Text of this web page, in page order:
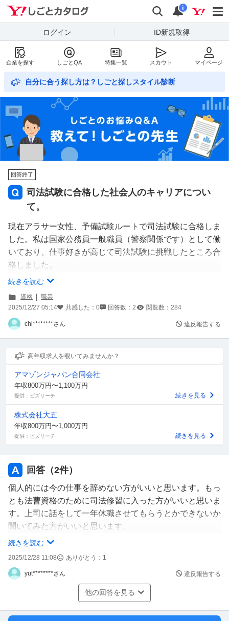
Yahoo!しごとカタログ
検索
通知
i
ログイン ID新規取得
企業を探す しごとQA 特集一覧 スカウト マイページ
自分に合う探し方は？しごと探しスタイル診断
回答終了
司法試験に合格した社会人のキャリアについ
て。
現在アラサー女性、予備試験ルートで司法試験に合格しま
した。私は国家公務員一般職員（警察関係です）として働
いており、仕事好きが高じて司法試験に挑戦したところ合
格しました。
今後のキャリアについて悩みがあります。仮に司法修習に
ですし、実家もないため1年間無職になって修習に行くと
言うのはかなりハードルが高いです。就職口についても、
修習が終わる頃には30代前半なので、働き口があるの
か…。また、公務員の身分は安定しており、今の職でも年
収は（額面）600万を超えるので、この身分を手放すのは
勿体無いのではないか？という気持ちもあります。
ですが、せっかく試験に合格したのに法曹にならないのは
勿体無い気持ちもありますし、興味のある分野もありま
す。あと、シンプルにもっと稼ぎたいです（笑）
知人の弁護士や検察官に相談したところ、「あなたの今の
仕事はホワイトだから勿体無い気がするけどね。それにあ
なたは能力は高いけど、ガツガツしてないから、組織にい
たいへん悩みます。仕事を辞めて思い切って修習に行って
弁護士になるか、今のまま仕事を続けるか。ちなみに、今
の仕事は7年続けると修習免除制度が適用されるので、と
りあえず在職するという選択肢もありますが、それこそア
ラフォーで雇用してくれる企業や事務所があるのか…とい
社会人で司法試験に合格した方等、アドバイスをいただき
たいです。
続きを読む
資格
職業
2025/12/27 05:14
共感した： 0 回答数： 2 閲覧数： 284
chi********さん 違反報告する
高年収求人を覗いてみませんか？
アマゾンジャパン合同会社
年収800万円〜1,100万円
提供：ビズリーチ 続きを見る
株式会社大五
年収800万円〜1,000万円
提供：ビズリーチ 続きを見る
回答（2件）
個人的には今の仕事を辞めない方がいいと思います。もっ
とも法曹資格のために司法修習に入った方がいいと思いま
す。上司に話をして一年休職させてもらうとかできないか
聞いてみた方がいいと思います。
弁護士は基本的に働いた時間分で評価されるのでブラック
厳しいくせに)ので、普通に人格否定されることもありま
おそらく今の職場よりも、ストレスが増すと思いますの
で、よほどの理由がなければ公務員を続けた方がいいで
続きを読む
2025/12/28 11:08 ありがとう： 1
yut********さん 違反報告する
他の回答を見る